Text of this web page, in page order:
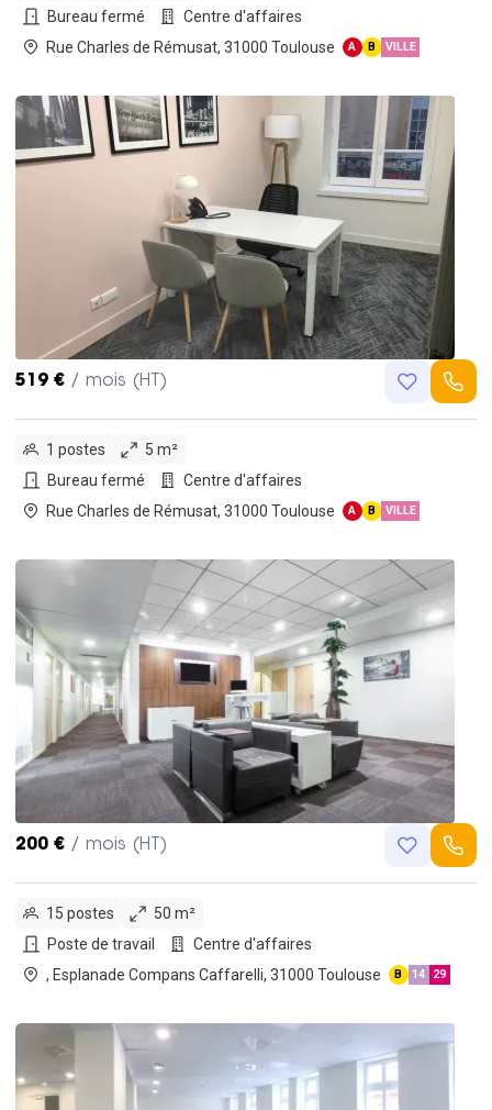
Bureau fermé
Centre d'affaires
Rue Charles de Rémusat, 31000 Toulouse
A B VILLE
519 € / mois (HT)
1 postes
5 m²
Bureau fermé
Centre d'affaires
Rue Charles de Rémusat, 31000 Toulouse
A B VILLE
200 € / mois (HT)
15 postes
50 m²
Poste de travail
Centre d'affaires
, Esplanade Compans Caffarelli, 31000 Toulouse
B 14 29